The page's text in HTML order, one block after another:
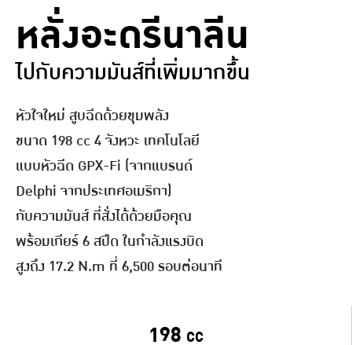
หลั่งอะดรีนาลีน
ไปกับความมันส์ที่เพิ่มมากขึ้น
หัวใจใหม่ สูบฉีดด้วยขุมพลัง
ขนาด 198 cc 4 จังหวะ เทคโนโลยี
แบบหัวฉีด GPX-Fi (จากแบรนด์
Delphi จากประเทศอเมริกา)
กับความมันส์ ที่สั่งได้ด้วยมือคุณ
พร้อมเกียร์ 6 สปีด ในกำลังแรงบิด
สูงถึง 17.2 N.m ที่ 6,500 รอบต่อนาที
198 CC